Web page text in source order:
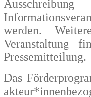
werden.
Veranstaltung
Pressemitteilung.
Das